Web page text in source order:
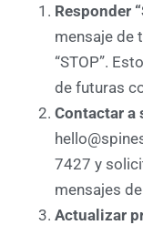
Responder
mensaje de
“STOP”.
de futuras
Contactar a
7427 y
mensajes
Actualizar